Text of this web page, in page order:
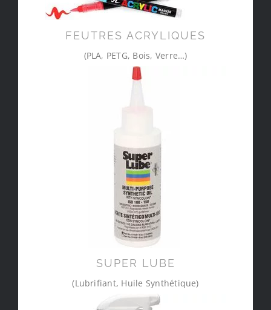
FEUTRES ACRYLIQUES
(PLA, PETG, Bois, Verre…)
SUPER LUBE
(Lubrifiant, Huile Synthétique)